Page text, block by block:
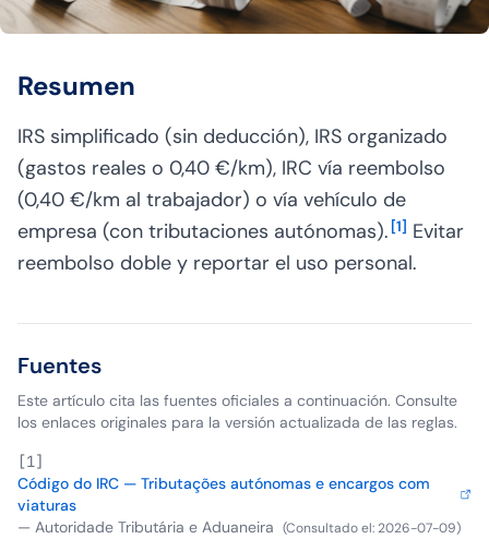
Resumen
IRS simplificado (sin deducción), IRS organizado
(gastos reales o 0,40 €/km), IRC vía reembolso
(0,40 €/km al trabajador) o vía vehículo de
empresa (con tributaciones autónomas). [1] Evitar
reembolso doble y reportar el uso personal.
Fuentes
Este artículo cita las fuentes oficiales a continuación. Consulte
los enlaces originales para la versión actualizada de las reglas.
[1]
Código do IRC — Tributações autónomas e encargos com
viaturas
— Autoridade Tributária e Aduaneira (Consultado el:2026-07-09)